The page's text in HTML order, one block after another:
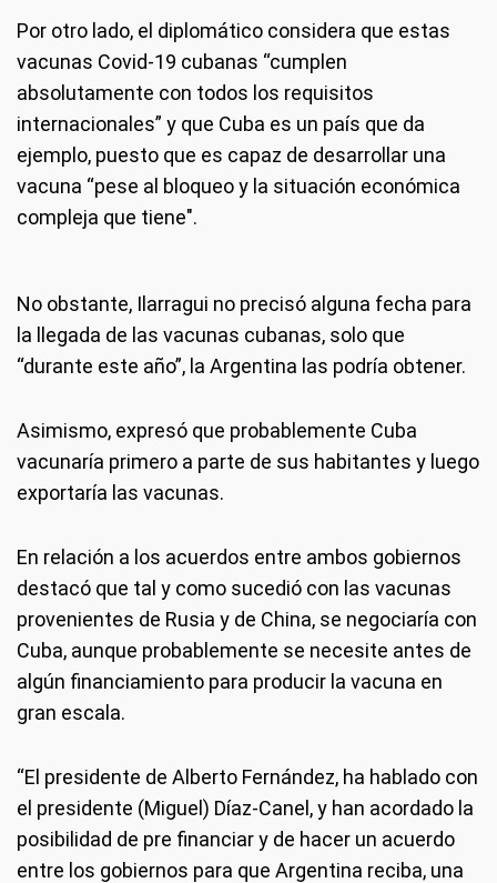
Por otro lado, el diplomático considera que estas
vacunas Covid-19 cubanas “cumplen
absolutamente con todos los requisitos
internacionales” y que Cuba es un país que da
ejemplo, puesto que es capaz de desarrollar una
vacuna “pese al bloqueo y la situación económica
compleja que tiene".
No obstante, Ilarragui no precisó alguna fecha para
la llegada de las vacunas cubanas, solo que
“durante este año”, la Argentina las podría obtener.
Asimismo, expresó que probablemente Cuba
vacunaría primero a parte de sus habitantes y luego
exportaría las vacunas.
En relación a los acuerdos entre ambos gobiernos
destacó que tal y como sucedió con las vacunas
provenientes de Rusia y de China, se negociaría con
Cuba, aunque probablemente se necesite antes de
algún financiamiento para producir la vacuna en
gran escala.
“El presidente de Alberto Fernández, ha hablado con
el presidente (Miguel) Díaz-Canel, y han acordado la
posibilidad de pre financiar y de hacer un acuerdo
entre los gobiernos para que Argentina reciba, una